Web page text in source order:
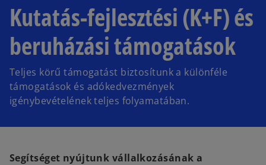
Kutatás-fejlesztési (K+F) és
beruházási támogatások
Teljes körű támogatást biztosítunk a különféle
támogatások és adókedvezmények
igénybevételének teljes folyamatában.
Segítséget nyújtunk vállalkozásának a